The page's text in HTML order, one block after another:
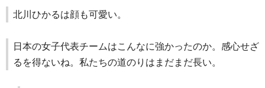
北川ひかるは顔も可愛い。
日本の女子代表チームはこんなに強かったのか。感心せざ
るを得ないね。私たちの道のりはまだまだ長い。